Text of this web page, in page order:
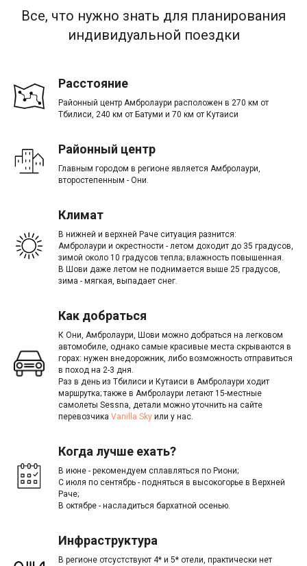
Все, что нужно знать для планирования
индивидуальной поездки
Расстояние
Районный центр Амбролаури расположен в 270 км от
Тбилиси, 240 км от Батуми и 70 км от Кутаиси
Районный центр
Главным городом в регионе является Амбролаури,
второстепенным - Они.
Климат
В нижней и верхней Раче ситуация разнится:
Амбролаури и окрестности - летом доходит до 35 градусов,
зимой около 10 градусов тепла; влажность повышенная.
В Шови даже летом не поднимается выше 25 градусов,
зима - мягкая, выпадает снег.
Как добраться
К Они, Амбролаури, Шови можно добраться на легковом
автомобиле, однако самые красивые места скрываются в
горах: нужен внедорожник, либо возможность отправиться
в поход на 2-3 дня.
Раз в день из Тбилиси и Кутаиси в Амбролаури ходит
маршрутка; также в Амбролаури летают 15-местные
самолеты Sessna, детали можно уточнить на сайте
перевозчика Vanilla Sky или у нас.
Когда лучше ехать?
В июне - рекомендуем сплавляться по Риони;
С июля по сентябрь - подняться в высокогорье в Верхней
Раче;
В октябре - насладиться бархатной осенью.
Инфраструктура
В регионе отсустствуют 4* и 5* отели, практически нет